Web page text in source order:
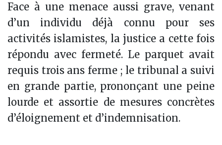
Face à une menace aussi grave, venant
d’un individu déjà connu pour ses
activités islamistes, la justice a cette fois
répondu avec fermeté. Le parquet avait
requis trois ans ferme ; le tribunal a suivi
en grande partie, prononçant une peine
lourde et assortie de mesures concrètes
d’éloignement et d’indemnisation.